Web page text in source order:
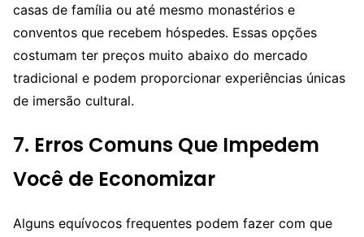
casas de família ou até mesmo monastérios e
conventos que recebem hóspedes. Essas opções
costumam ter preços muito abaixo do mercado
tradicional e podem proporcionar experiências únicas
de imersão cultural.
7. Erros Comuns Que Impedem
Você de Economizar
Alguns equívocos frequentes podem fazer com que